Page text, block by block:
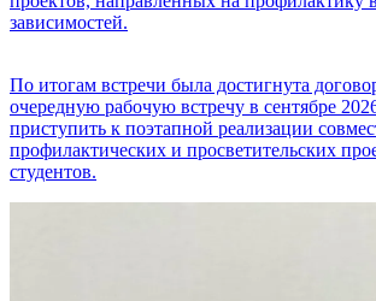
зависимостей.
По итогам встречи была достигнута
очередную рабочую встречу в сентябре
приступить к поэтапной реализации
профилактических и просветительских
студентов.